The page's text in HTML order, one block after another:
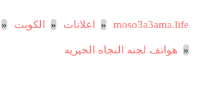
moso3a3ama.life اعلانات الكويت
هواتف لجنه النجاه الخيريه